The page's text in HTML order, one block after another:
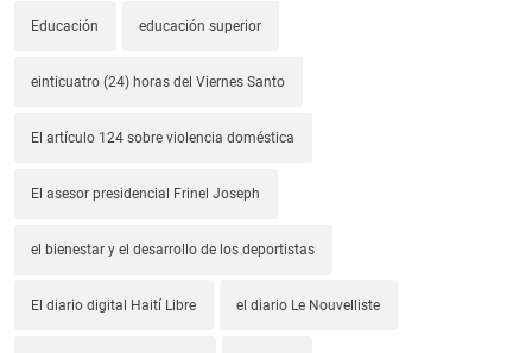
Educación educación superior
einticuatro (24) horas del Viernes Santo
El artículo 124 sobre violencia doméstica
El asesor presidencial Frinel Joseph
el bienestar y el desarrollo de los deportistas
El diario digital Haití Libre el diario Le Nouvelliste